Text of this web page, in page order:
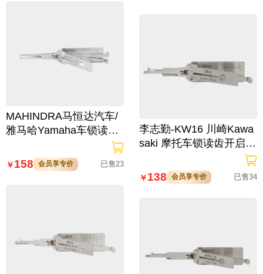
MAHINDRA马恒达汽车/
雅马哈Yamaha车锁读齿
￥158 会员享专价 已售23
李志勤-KW16 川崎Kawa
saki 摩托车锁读齿开启工
具-平铣 李氏二合一【全
球】
￥138 会员享专价 已售34